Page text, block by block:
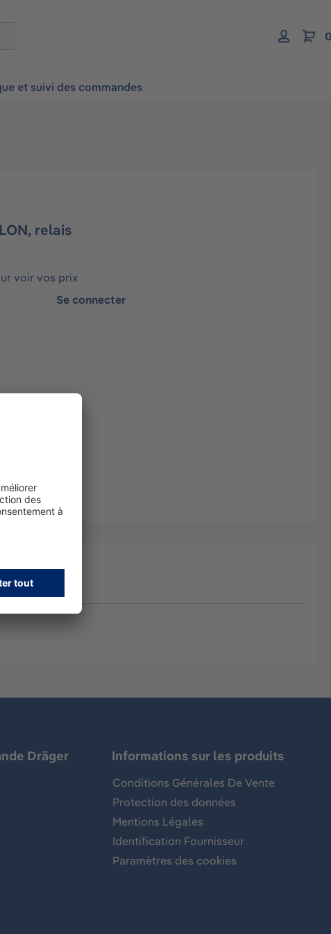
et suivi des commandes
relais
voir vos prix
Se connecter
Dräger Informations sur les produits
Conditions Générales De Vente
Protection des données
Mentions Légales
Identification Fournisseur
Paramètres des cookies